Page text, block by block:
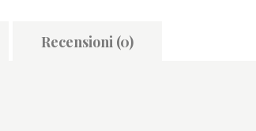
Recensioni (0)